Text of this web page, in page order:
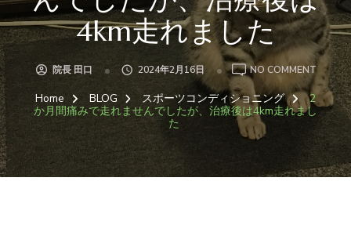
4km走れました
院長 田口 2024年2月16日 NO COMMENT ON
か
月
間
み
で
走
ま
せ
Home BLOG スポーツコンディショニング
2
か月間痛みで走れませんでしたが、治療後は4km走れまし
た